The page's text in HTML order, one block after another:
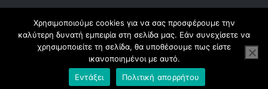
Copyright © 2020 Omikronshoes.gr. All Right Reserved. Powered
bywebApplications
Χρησιμοποιούμε cookies για να σας προσφέρουμε την
καλύτερη δυνατή εμπειρία στη σελίδα μας. Εάν συνεχίσετε να
χρησιμοποιείτε τη σελίδα, θα υποθέσουμε πως είστε
ικανοποιημένοι με αυτό.
Εντάξει
Πολιτική απορρήτου